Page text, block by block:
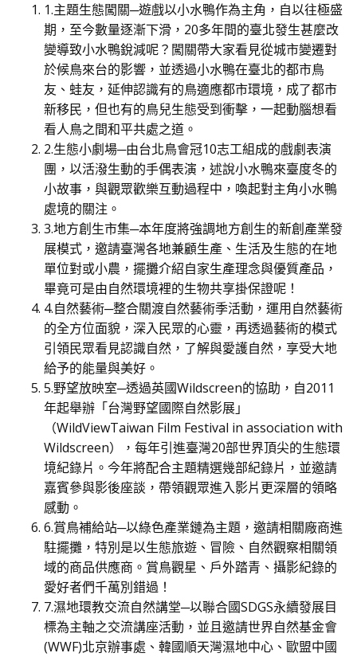
1.主題生態闖關─遊戲以小水鴨作為主角，自以往極盛
期，至今數量逐漸下滑，20多年間的臺北發生甚麼改
變導致小水鴨銳減呢？闖關帶大家看見從城市變遷對
於候鳥來台的影響，並透過小水鴨在臺北的都市鳥
友、蛙友，延伸認識有的鳥適應都市環境，成了都市
新移民，但也有的鳥兒生態受到衝擊，一起動腦想看
看人鳥之間和平共處之道。
2.生態小劇場─由台北鳥會冠10志工組成的戲劇表演
團，以活潑生動的手偶表演，述說小水鴨來臺度冬的
小故事，與觀眾歡樂互動過程中，喚起對主角小水鴨
處境的關注。
3.地方創生市集─本年度將強調地方創生的新創產業發
展模式，邀請臺灣各地兼顧生產、生活及生態的在地
單位對或小農，擺攤介紹自家生產理念與優質產品，
畢竟可是由自然環境裡的生物共享掛保證呢！
4.自然藝術─整合關渡自然藝術季活動，運用自然藝術
的全方位面貌，深入民眾的心靈，再透過藝術的模式
引領民眾看見認識自然，了解與愛護自然，享受大地
給予的能量與美好。
5.野望放映室─透過英國Wildscreen的協助，自2011
年起舉辦「台灣野望國際自然影展」
（WildViewTaiwan Film Festival in association with
Wildscreen），每年引進臺灣20部世界頂尖的生態環
境紀錄片。今年將配合主題精選幾部紀錄片，並邀請
嘉賓參與影後座談，帶領觀眾進入影片更深層的領略
感動。
6.賞鳥補給站─以綠色產業鏈為主題，邀請相關廠商進
駐擺攤，特別是以生態旅遊、冒險、自然觀察相關領
域的商品供應商。賞鳥觀星、戶外踏青、攝影紀錄的
愛好者們千萬別錯過！
7.濕地環教交流自然講堂─以聯合國SDGS永續發展目
標為主軸之交流講座活動，並且邀請世界自然基金會
(WWF)北京辦事處、韓國順天灣濕地中心、歐盟中國